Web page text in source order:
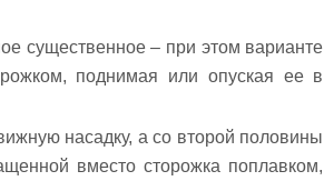
существенное – при этом варианте
поднимая или опуская ее в
насадку, а со второй половины
вместо сторожка поплавком,